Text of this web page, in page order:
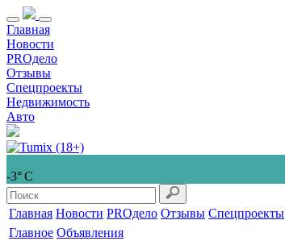
Главная
Новости
PROдело
Отзывы
Спецпроекты
Недвижимость
Авто
-3° С
Главная Новости PROдело Отзывы Спецпроекты
Главное Объявления